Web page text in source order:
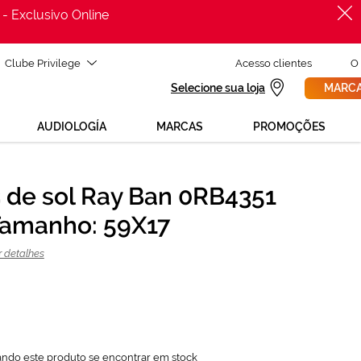
Exclusivo Online
Clube Privilege Acesso clientes O
Selecione sua loja
AUDIOLOGÍA MARCAS PROMOÇÕES
PROCURAR
€
€
sol Ray Ban 0RB4351
59X17
detalhes
este produto se encontrar em stock